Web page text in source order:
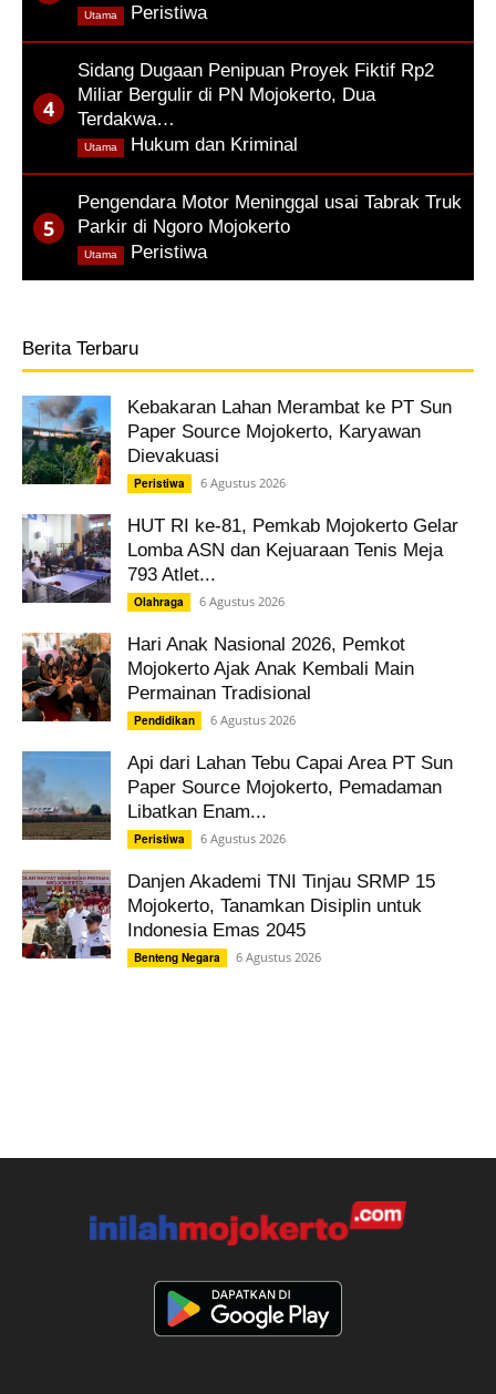
Peristiwa,
Utama
Sidang Dugaan Penipuan Proyek Fiktif Rp2
Miliar Bergulir di PN Mojokerto, Dua
Terdakwa…
Hukum dan Kriminal
Utama
Pengendara Motor Meninggal usai Tabrak Truk
Parkir di Ngoro Mojokerto
Peristiwa,
Utama
Berita Terbaru
Kebakaran Lahan Merambat ke PT Sun
Paper Source Mojokerto, Karyawan
Dievakuasi
Peristiwa 6 Agustus 2026
HUT RI ke-81, Pemkab Mojokerto Gelar
Lomba ASN dan Kejuaraan Tenis Meja
793 Atlet...
Olahraga 6 Agustus 2026
Hari Anak Nasional 2026, Pemkot
Mojokerto Ajak Anak Kembali Main
Permainan Tradisional
Pendidikan 6 Agustus 2026
Api dari Lahan Tebu Capai Area PT Sun
Paper Source Mojokerto, Pemadaman
Libatkan Enam...
Peristiwa 6 Agustus 2026
Danjen Akademi TNI Tinjau SRMP 15
Mojokerto, Tanamkan Disiplin untuk
Indonesia Emas 2045
Benteng Negara 6 Agustus 2026